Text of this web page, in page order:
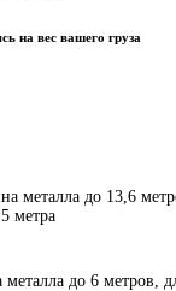
на вес вашего груза
металла до 13,6
метра
до 6 метров,